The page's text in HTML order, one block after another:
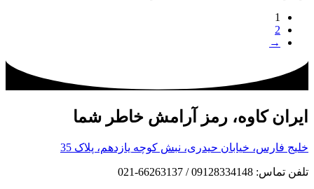
1
2
→
ایران کاوه، رمز آرامش خاطر شما
خلیج فارس، خیابان حیدری، نبش کوچه یازدهم، پلاک 35
تلفن تماس: 09128334148 / 66263137-021